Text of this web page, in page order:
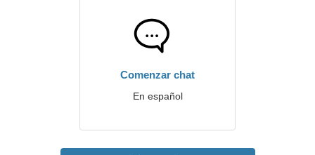
Comenzar chat
En español